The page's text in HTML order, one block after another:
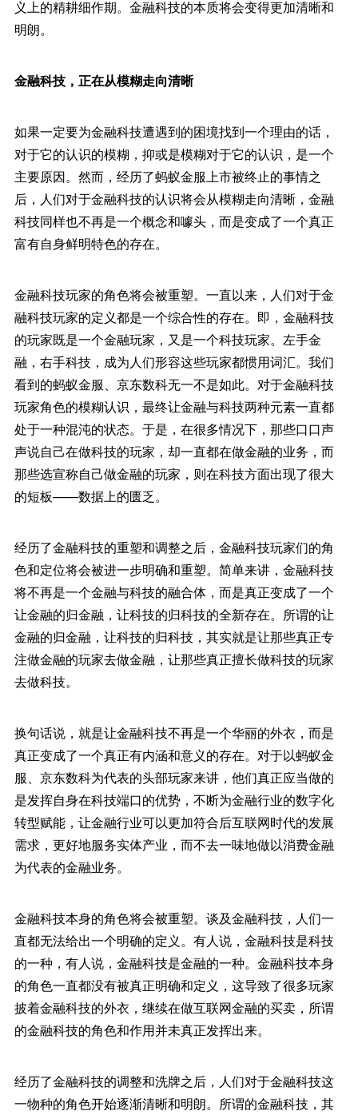
义上的精耕细作期。金融科技的本质将会变得更加清晰和
明朗。
金融科技，正在从模糊走向清晰
如果一定要为金融科技遭遇到的困境找到一个理由的话，
对于它的认识的模糊，抑或是模糊对于它的认识，是一个
主要原因。然而，经历了蚂蚁金服上市被终止的事情之
后，人们对于金融科技的认识将会从模糊走向清晰，金融
科技同样也不再是一个概念和噱头，而是变成了一个真正
富有自身鲜明特色的存在。
金融科技玩家的角色将会被重塑。一直以来，人们对于金
融科技玩家的定义都是一个综合性的存在。即，金融科技
的玩家既是一个金融玩家，又是一个科技玩家。左手金
融，右手科技，成为人们形容这些玩家都惯用词汇。我们
看到的蚂蚁金服、京东数科无一不是如此。对于金融科技
玩家角色的模糊认识，最终让金融与科技两种元素一直都
处于一种混沌的状态。于是，在很多情况下，那些口口声
声说自己在做科技的玩家，却一直都在做金融的业务，而
那些选宣称自己做金融的玩家，则在科技方面出现了很大
的短板——数据上的匮乏。
经历了金融科技的重塑和调整之后，金融科技玩家们的角
色和定位将会被进一步明确和重塑。简单来讲，金融科技
将不再是一个金融与科技的融合体，而是真正变成了一个
让金融的归金融，让科技的归科技的全新存在。所谓的让
金融的归金融，让科技的归科技，其实就是让那些真正专
注做金融的玩家去做金融，让那些真正擅长做科技的玩家
去做科技。
换句话说，就是让金融科技不再是一个华丽的外衣，而是
真正变成了一个真正有内涵和意义的存在。对于以蚂蚁金
服、京东数科为代表的头部玩家来讲，他们真正应当做的
是发挥自身在科技端口的优势，不断为金融行业的数字化
转型赋能，让金融行业可以更加符合后互联网时代的发展
需求，更好地服务实体产业，而不去一味地做以消费金融
为代表的金融业务。
金融科技本身的角色将会被重塑。谈及金融科技，人们一
直都无法给出一个明确的定义。有人说，金融科技是科技
的一种，有人说，金融科技是金融的一种。金融科技本身
的角色一直都没有被真正明确和定义，这导致了很多玩家
披着金融科技的外衣，继续在做互联网金融的买卖，所谓
的金融科技的角色和作用并未真正发挥出来。
经历了金融科技的调整和洗牌之后，人们对于金融科技这
一物种的角色开始逐渐清晰和明朗。所谓的金融科技，其